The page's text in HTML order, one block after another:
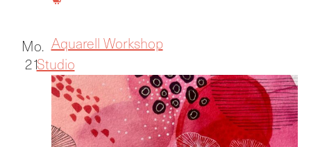
Mo.
21
Aquarell Workshop
Studio